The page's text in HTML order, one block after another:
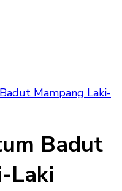
Mampang Laki-
Badut
Laki